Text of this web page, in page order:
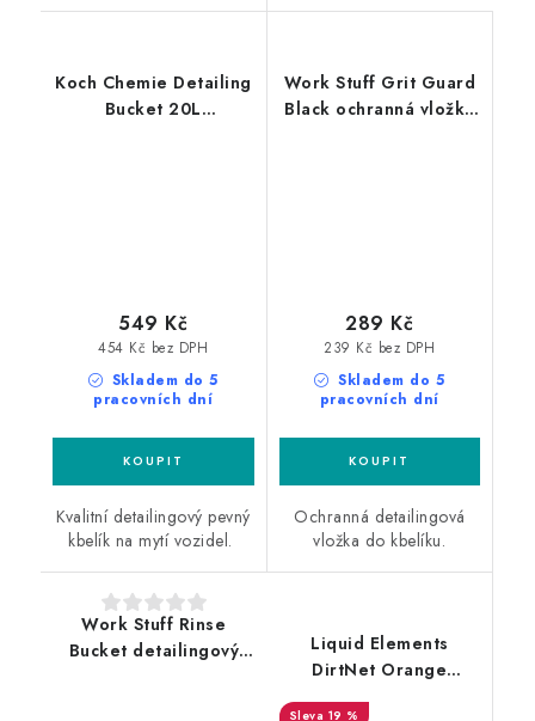
Koch Chemie Detailing
Bucket 20L
Skladem do 5
pracovních dní
454 Kč bez DPH
549 Kč
Kvalitní detailingový pevný
kbelík na mytí vozidel.
Work Stuff Grit Guard
Black ochranná vložka
Skladem do 5
pracovních dní
239 Kč bez DPH
289 Kč
Ochranná detailingová
vložka do kbelíku.
Work Stuff Rinse
Bucket detailingový
Liquid Elements
DirtNet Orange
ochranná vložka
19 %